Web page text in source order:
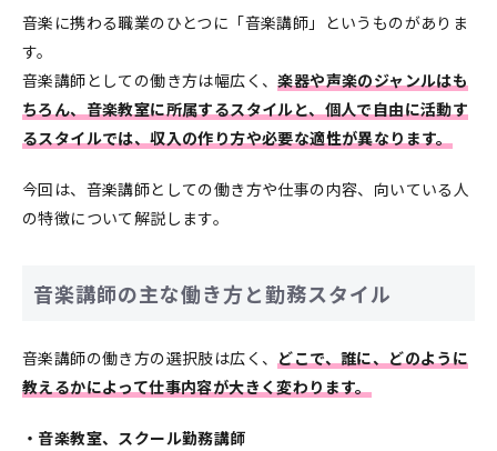
音楽に携わる職業のひとつに「音楽講師」というものがありま
す。
音楽講師としての働き方は幅広く、楽器や声楽のジャンルはも
ちろん、音楽教室に所属するスタイルと、個人で自由に活動す
るスタイルでは、収入の作り方や必要な適性が異なります。
今回は、音楽講師としての働き方や仕事の内容、向いている人
の特徴について解説します。
音楽講師の主な働き方と勤務スタイル
音楽講師の働き方の選択肢は広く、どこで、誰に、どのように
教えるかによって仕事内容が大きく変わります。
・音楽教室、スクール勤務講師